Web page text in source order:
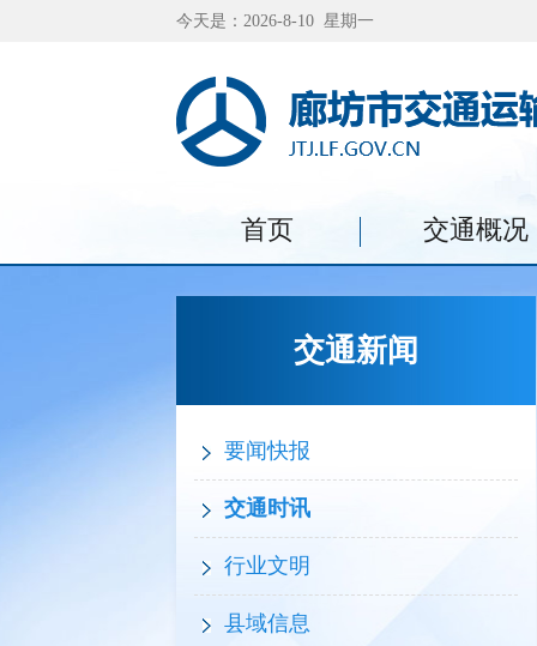
今天是：2026-8-10 星期一
首页 交通概况
交通新闻
要闻快报
交通时讯
行业文明
县域信息